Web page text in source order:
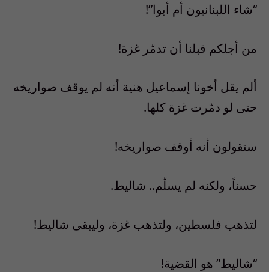
“شاء اللبنانيون أم أبوا”!
من أجلكم قبلنا أن تدمّر غزة!
ألم يقل أخونا إسماعيل هنية أنه لم يوقف صواريخه
حتى لو دمّرت غزة كلها.
ستقولون أنه أوقف صواريخه!
حسناً، ولكنه لم يسلّم.. شاليط.
لتذهب فلسطين، ولتذهب غزة، وليبقى شاليط!
“شاليط” هو القضية!